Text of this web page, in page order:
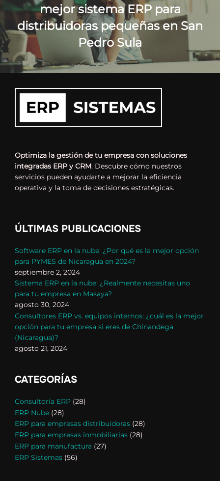
mejor sistema ERP para
distribuidoras pequeñas en San
Pedro Sula
Optimiza la gestión de tu empresa con soluciones
integradas ERP y CRM. Descubre cómo nuestros
servicios pueden ayudarte a mejorar la eficiencia
operativa y la toma de decisiones estratégicas.
ÚLTIMAS PUBLICACIONES
Software ERP en la nube: ¿Por qué es la mejor opción
para PYMES de Nicaragua en 2024?
septiembre 2, 2024
Sistema ERP en la nube: ¿Realmente necesitas uno
para tu empresa en Masaya?
agosto 30, 2024
Consultores ERP vs. equipos internos: ¿cuál es la mejor
opción para tu empresa si eres de Chinandega
(Nicaragua)?
agosto 21, 2024
CATEGORÍAS
Consultoría ERP (28)
ERP Nube (28)
ERP para empresas distribuidoras (28)
ERP para empresas inmobiliarias (28)
ERP para manufactura (27)
ERP Sistemas (56)